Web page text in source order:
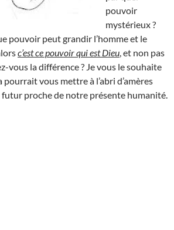
pouvoir
mystérieux ?
pouvoir peut grandir l’homme et le
c’est ce pouvoir qui est Dieu , et non pas
vous la différence ? Je vous le souhaite
vous mettre à l’abri d’amères
proche de notre présente humanité.